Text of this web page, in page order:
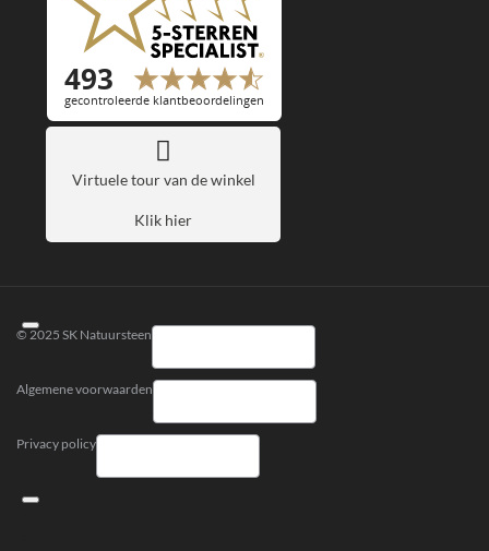
Virtuele tour van de winkel
Klik hier
© 2025 SK Natuursteen
Algemene voorwaarden
Privacy policy